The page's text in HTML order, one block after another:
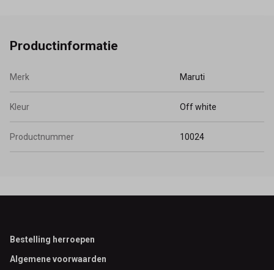
Productinformatie
Merk Maruti
Kleur Off white
Productnummer 10024
Footer
Bestelling herroepen
Algemene voorwaarden